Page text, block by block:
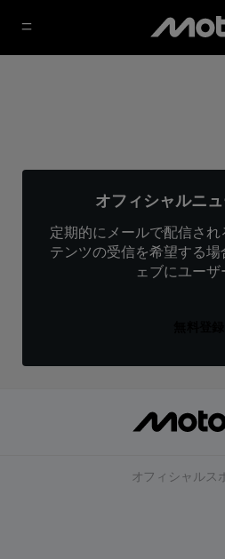
オフィシャルニ
定期的にメールで配信さ
テンツの受信を希望する
ェブにユーザ
オフィシャルス